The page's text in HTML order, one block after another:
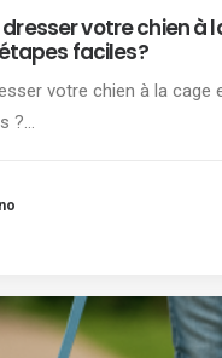
votre chien à
faciles?
votre chien à la cage
?…